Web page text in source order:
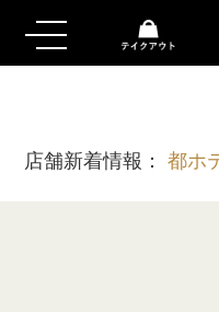
店舗新着情報：都ホ